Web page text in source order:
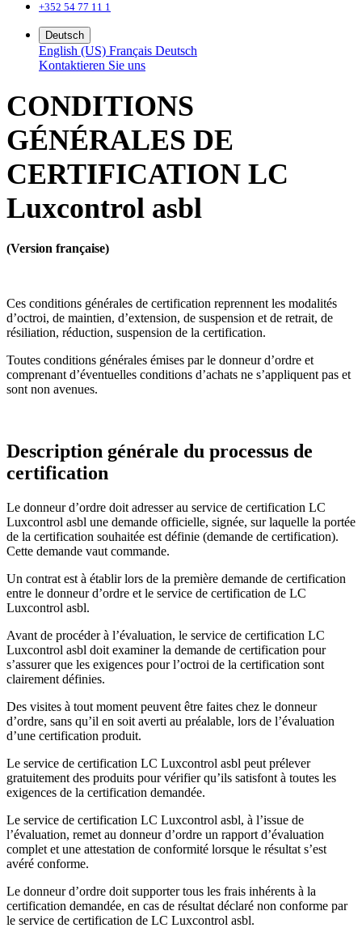
+352 54 77 11 1
Deutsch
English (US) Français Deutsch
Kontaktieren Sie uns
CONDITIONS
GÉNÉRALES DE
CERTIFICATION LC
Luxcontrol asbl
(Version française)
Ces conditions générales de certification reprennent les modalités
d’octroi, de maintien, d’extension, de suspension et de retrait, de
résiliation, réduction, suspension de la certification.
Toutes conditions générales émises par le donneur d’ordre et
comprenant d’éventuelles conditions d’achats ne s’appliquent pas et
sont non avenues.
Description générale du processus de
certification
Le donneur d’ordre doit adresser au service de certification LC
Luxcontrol asbl une demande officielle, signée, sur laquelle la portée
de la certification souhaitée est définie (demande de certification).
Cette demande vaut commande.
Un contrat est à établir lors de la première demande de certification
entre le donneur d’ordre et le service de certification de LC
Luxcontrol asbl.
Avant de procéder à l’évaluation, le service de certification LC
Luxcontrol asbl doit examiner la demande de certification pour
s’assurer que les exigences pour l’octroi de la certification sont
clairement définies.
Des visites à tout moment peuvent être faites chez le donneur
d’ordre, sans qu’il en soit averti au préalable, lors de l’évaluation
d’une certification produit.
Le service de certification LC Luxcontrol asbl peut prélever
gratuitement des produits pour vérifier qu’ils satisfont à toutes les
exigences de la certification demandée.
Le service de certification LC Luxcontrol asbl, à l’issue de
l’évaluation, remet au donneur d’ordre un rapport d’évaluation
complet et une attestation de conformité lorsque le résultat s’est
avéré conforme.
Le donneur d’ordre doit supporter tous les frais inhérents à la
certification demandée, en cas de résultat déclaré non conforme par
le service de certification de LC Luxcontrol asbl.